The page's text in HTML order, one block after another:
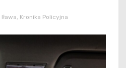
Iława, Kronika Policyjna